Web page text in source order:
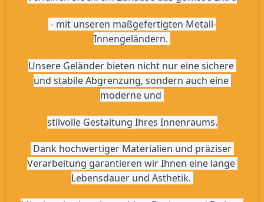
Innengeländern.
Unsere Geländer bieten nicht nur eine sichere
und stabile Abgrenzung, sondern auch eine
moderne und
stilvolle Gestaltung Ihres Innenraums.
Verarbeitung garantieren wir Ihnen eine lange
Lebensdauer und Ästhetik.